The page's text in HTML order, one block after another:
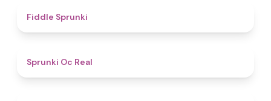
Fiddle Sprunki
Sprunki Oc Real